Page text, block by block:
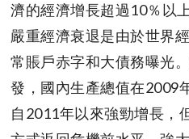
濟的經濟增長超過10％以
嚴重經濟衰退是由於世界
常賬戶赤字和大債務曝光
發，國內生產總值在2009
自2011年以來強勁增長，